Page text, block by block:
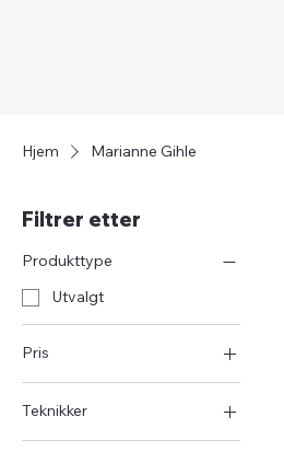
Hjem Marianne Gihle
Filtrer etter
Produkttype
Utvalgt
Pris
2 500 kr 3 000 kr
Teknikker
Tresnitt